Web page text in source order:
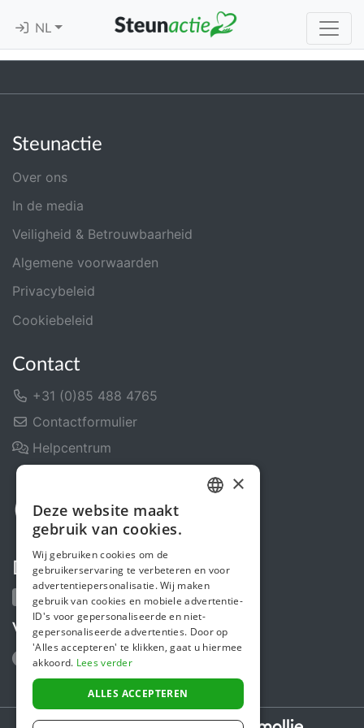
NL
Steunactie
Over ons
In de media
Veiligheid & Betrouwbaarheid
Algemene voorwaarden
Privacybeleid
Cookiebeleid
Contact
+31 (0)85 488 4765
Contactformulier
Helpcentrum
Deel ons
Volg ons
Secure payments powered by
ENGLISH
×
Deze website maakt
gebruik van cookies.
Wij gebruiken cookies om de
gebruikerservaring te verbeteren en voor
advertentiepersonalisatie. Wij maken
gebruik van cookies en mobiele advertentie-
ID's voor gepersonaliseerde en niet-
gepersonaliseerde advertenties. Door op
'Alles accepteren' te klikken, gaat u hiermee
akkoord. Lees verder
ALLES ACCEPTEREN